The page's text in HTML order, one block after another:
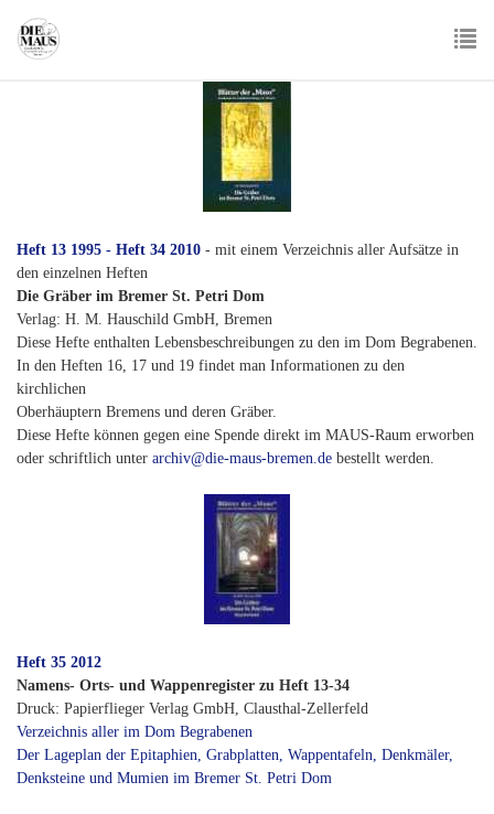
main
Heft 13 1995 - Heft 34 2010 - mit einem Verzeichnis aller Aufsätze in
den einzelnen Heften
Die Gräber im Bremer St. Petri Dom
Verlag: H. M. Hauschild GmbH, Bremen
Diese Hefte enthalten Lebensbeschreibungen zu den im Dom Begrabenen.
In den Heften 16, 17 und 19 findet man Informationen zu den
kirchlichen
Oberhäuptern Bremens und deren Gräber.
Diese Hefte können gegen eine Spende direkt im MAUS-Raum erworben
oder schriftlich unter archiv@die-maus-bremen.de bestellt werden.
Heft 35 2012
Namens- Orts- und Wappenregister zu Heft 13-34
Druck: Papierflieger Verlag GmbH, Clausthal-Zellerfeld
Verzeichnis aller im Dom Begrabenen
Der Lageplan der Epitaphien, Grabplatten, Wappentafeln, Denkmäler,
Denksteine und Mumien im Bremer St. Petri Dom